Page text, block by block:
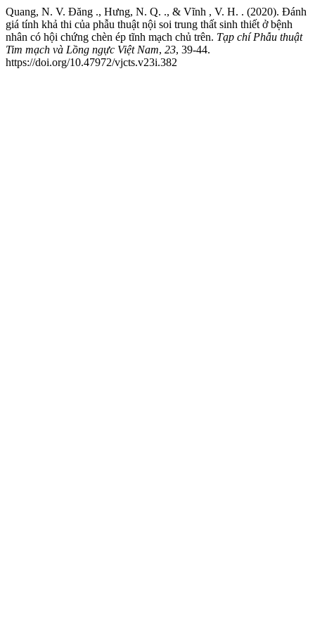
Quang, N. V. Đăng ., Hưng, N. Q. ., & Vĩnh , V. H. . (2020). Đánh
giá tính khả thi của phẫu thuật nội soi trung thất sinh thiết ở bệnh
nhân có hội chứng chèn ép tĩnh mạch chủ trên. Tạp chí Phẫu thuật
Tim mạch và Lồng ngực Việt Nam, 23, 39-44.
https://doi.org/10.47972/vjcts.v23i.382